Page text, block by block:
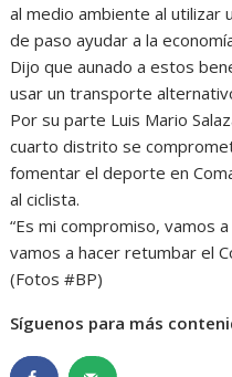
al medio ambiente al
de paso ayudar a la
Dijo que aunado a estos
usar un transporte
Por su parte Luis Mario
cuarto distrito se
fomentar el deporte en
al ciclista.
“Es mi compromiso, vamos
vamos a hacer retumbar el
(Fotos #BP)
Síguenos para más